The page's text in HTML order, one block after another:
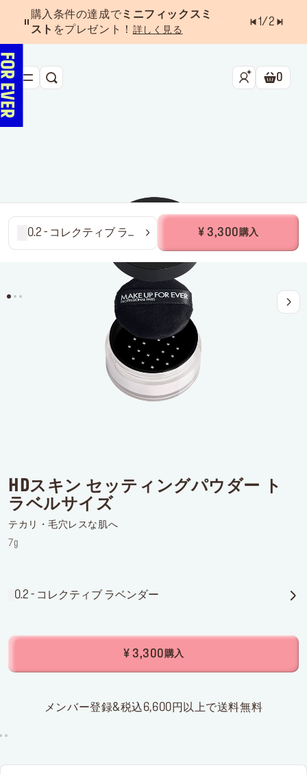
購入条件の達成でミニフィックスミ
スト をプレゼント！ 詳しく見る
1/2
アイ
リップ
ラストチャンス
ログインまたはサインアップ
検索 ショ
0
HDスキン セッティングパウダー ト
ラベルサイズ
テカリ・毛穴レスな肌へ
7g
0.2 - コレクティブ ラベンダー
¥ 3,300購入
メンバー登録&税込6,600円以上で送料無料
0.2 - コレクティブ ラベ
ンダー
¥ 3,300購入